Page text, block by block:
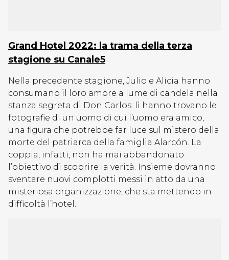
Grand Hotel 2022: la trama della terza
stagione su Canale5
Nella precedente stagione, Julio e Alicia hanno
consumano il loro amore a lume di candela nella
stanza segreta di Don Carlos: lì hanno trovano le
fotografie di un uomo di cui l’uomo era amico,
una figura che potrebbe far luce sul mistero della
morte del patriarca della famiglia Alarcón. La
coppia, infatti, non ha mai abbandonato
l’obiettivo di scoprire la verità. Insieme dovranno
sventare nuovi complotti messi in atto da una
misteriosa organizzazione, che sta mettendo in
difficoltà l’hotel.